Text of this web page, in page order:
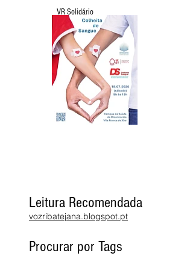
VR Solidário
Leitura Recomendada
vozribatejana.blogspot.pt
Procurar por Tags